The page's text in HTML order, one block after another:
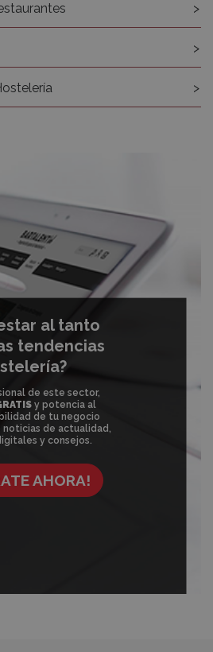
al tanto
tendencias
de este sector,
y potencia al
de tu negocio
noticias de actualidad,
y consejos.
AHORA!